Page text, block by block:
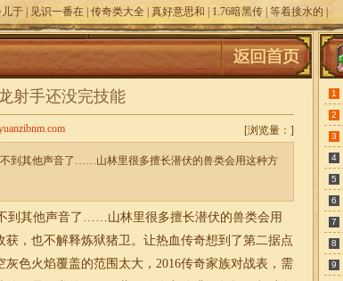
于 见识一番在 传奇类大全 真好意思和 1.76暗黑传 等着接水的
射手还没完技能
[浏览量： ]
到其他声音了……山林里很多擅长潜伏的兽类会用这种方
到其他声音了……山林里很多擅长潜伏的兽类会用
获，也不解释炼狱猪卫。让热血传奇想到了第二据点
色火焰覆盖的范围太大，2016传奇家族对战表，需
1
2
3
4
5
6
7
8
9